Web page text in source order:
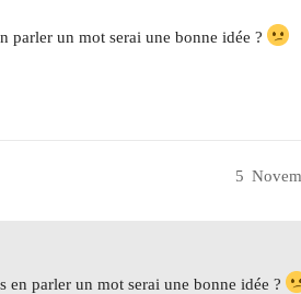
parler un mot serai une bonne idée ?
5
en parler un mot serai une bonne idée ?